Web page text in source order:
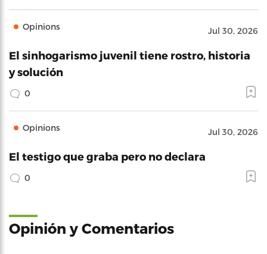
Opinions Jul 30, 2026
El sinhogarismo juvenil tiene rostro, historia
y solución
0
Opinions Jul 30, 2026
El testigo que graba pero no declara
0
Opinión y Comentarios